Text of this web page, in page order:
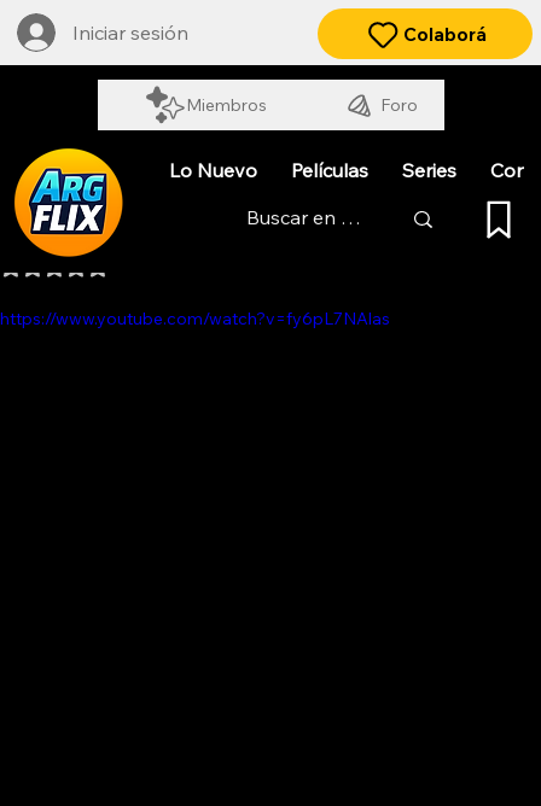
Iniciar sesión
Miembros Foro
Colaborá
Lo Nuevo Películas Series
LOS INUNDADOS
Obtuvo NaN de 5 estrellas.
https://www.youtube.com/watch?v=fy6pL7NAlas